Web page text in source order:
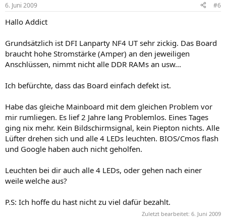
6. Juni 2009 #6
Hallo Addict
Grundsätzlich ist DFI Lanparty NF4 UT sehr zickig. Das Board
braucht hohe Stromstärke (Amper) an den jeweiligen
Anschlüssen, nimmt nicht alle DDR RAMs an usw...
Ich befürchte, dass das Board einfach defekt ist.
Habe das gleiche Mainboard mit dem gleichen Problem vor
mir rumliegen. Es lief 2 Jahre lang Problemlos. Eines Tages
ging nix mehr. Kein Bildschirmsignal, kein Piepton nichts. Alle
Lüfter drehen sich und alle 4 LEDs leuchten. BIOS/Cmos flash
und Google haben auch nicht geholfen.
Leuchten bei dir auch alle 4 LEDs, oder gehen nach einer
weile welche aus?
P.S: Ich hoffe du hast nicht zu viel dafür bezahlt.
Zuletzt bearbeitet: 6. Juni 2009